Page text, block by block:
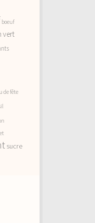
boeuf
vert
de fête
sucre